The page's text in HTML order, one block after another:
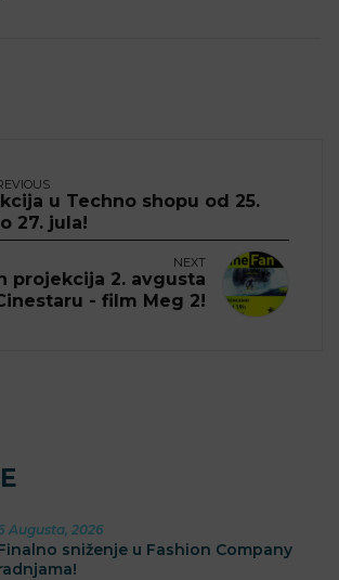
u Techno shopu od 25.
27. jula!
NEXT
projekcija 2. avgusta
- film Meg 2!
Augusta, 2026
sniženje u Fashion Company